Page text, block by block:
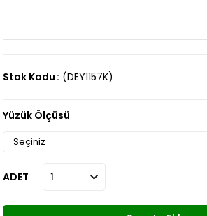
Stok Kodu (DEY1157K)
Yüzük Ölçüsü
ADET